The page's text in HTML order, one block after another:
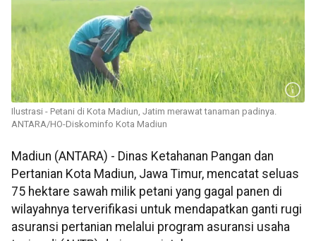
Ilustrasi - Petani di Kota Madiun, Jatim merawat tanaman padinya.
ANTARA/HO-Diskominfo Kota Madiun
Madiun (ANTARA) - Dinas Ketahanan Pangan dan
Pertanian Kota Madiun, Jawa Timur, mencatat seluas
75 hektare sawah milik petani yang gagal panen di
wilayahnya terverifikasi untuk mendapatkan ganti rugi
asuransi pertanian melalui program asuransi usaha